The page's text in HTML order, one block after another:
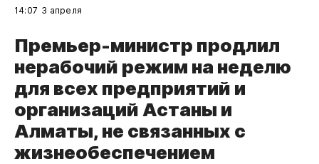
14:07 3 апреля
Премьер-министр продлил
нерабочий режим на неделю
для всех предприятий и
организаций Астаны и
Алматы, не связанных с
жизнеобеспечением